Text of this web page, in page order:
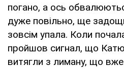
погано, а ось
дуже повільно, ще
зовсім упала. Коли
пройшов сигнал, що Катю
витягли з лиману, що вже